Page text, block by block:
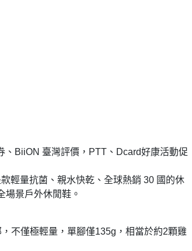
BiiON 臺灣評價，PTT、Dcard好康活動促
輕量抗菌、親水快乾、全球熱銷 30 國的休
場景戶外休閒鞋。
不僅極輕量，單腳僅135g，相當於約2顆雞